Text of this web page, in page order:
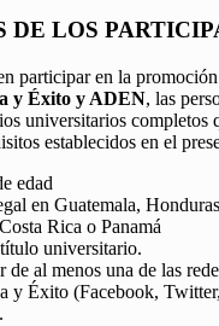
DE LOS
participar en la promoción
y Éxito y ADEN, las
universitarios completos
establecidos en el
edad
en Guatemala,
Rica o Panamá
universitario.
de al menos una de las
y Éxito (Facebook,